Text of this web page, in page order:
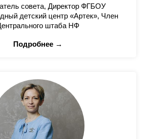
совета, Директор ФГБОУ
детский центр «Артек», Член
штаба НФ
Подробнее →